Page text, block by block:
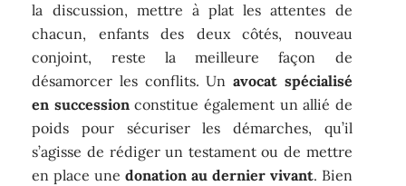
la discussion, mettre à plat les attentes de
chacun, enfants des deux côtés, nouveau
conjoint, reste la meilleure façon de
désamorcer les conflits. Un avocat spécialisé
en successionconstitue également un allié de
poids pour sécuriser les démarches, qu’il
s’agisse de rédiger un testament ou de mettre
en place unedonation au dernier vivant. Bien